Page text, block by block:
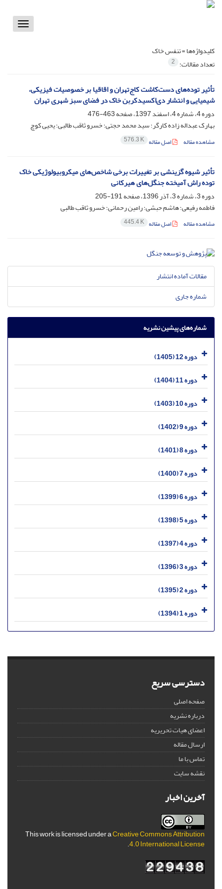
Toggle
کلیدواژه‌ها =تنفس خاک
تعداد مقالات: 2
تأثیر توده‌های دست‌کاشت کاج‌تهران و اقاقیا بر خصوصیات فیزیکی،
شیمیایی و انتشار دی‌اکسید‌کربن خاک در فضای سبز شهری تهران
دوره 4، شماره 4، اسفند 1397، صفحه
463-476
بهارک عبداله زاده کارگر؛ سید محمد حجتی؛ خسرو ثاقب طالبی؛ یحیی کوچ
مشاهده مقاله اصل مقاله 576.3 K
تأثیر شیوه گزینشی بر تغییرات برخی شاخص‌های میکروبیولوژیکی خاک
توده راش آمیخته جنگل‌های هیرکانی
دوره 3، شماره 3، آذر 1396، صفحه
191-205
فاطمه رفیعی؛ هاشم حبشی؛ رامین رحمانی؛ خسرو ثاقب طالبی
مشاهده مقاله اصل مقاله 445.4 K
مقالات آماده انتشار
شماره جاری
شماره‌های پیشین نشریه
دوره 12 (1405)
دوره 11 (1404)
دوره 10 (1403)
دوره 9 (1402)
دوره 8 (1401)
دوره 7 (1400)
دوره 6 (1399)
دوره 5 (1398)
دوره 4 (1397)
دوره 3 (1396)
دوره 2 (1395)
دوره 1 (1394)
دسترسی سریع
صفحه اصلی
درباره نشریه
اعضای هیات تحریریه
ارسال مقاله
تماس با ما
نقشه سایت
آخرین اخبار
This work is licensed under aCreative Commons Attribution
4.0 International License
.